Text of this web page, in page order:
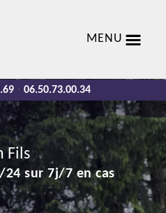
MENU
- 06.50.73.00.34
Fils
24 sur 7j/7 en cas